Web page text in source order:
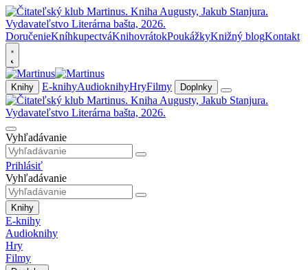
DoručenieKníhkupectváKnihovrátokPoukážkyKnižný blogKontakt
Knihy E-knihyAudioknihyHryFilmy Doplnky
Vyhľadávanie
Prihlásiť
Vyhľadávanie
Knihy
E-knihy
Audioknihy
Hry
Filmy